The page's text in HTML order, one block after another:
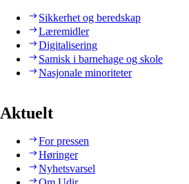
Sikkerhet og beredskap
Læremidler
Digitalisering
Samisk i barnehage og skole
Nasjonale minoriteter
Aktuelt
For pressen
Høringer
Nyhetsvarsel